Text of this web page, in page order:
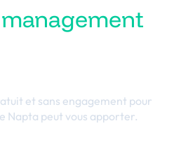
et sans engagement pour
Napta peut vous apporter.